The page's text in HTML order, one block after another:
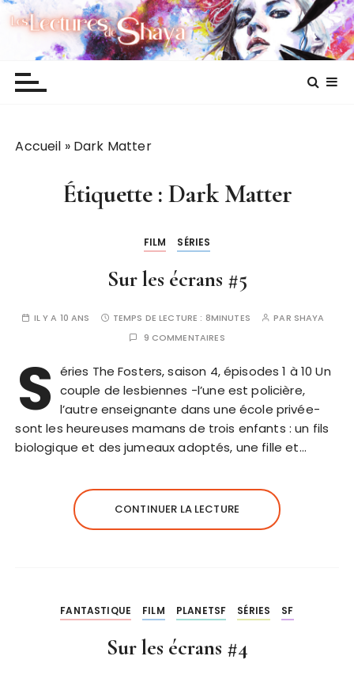
P
Les lectures de Shaya
Accueil » Dark Matter
Étiquette : Dark Matter
FILM SÉRIES
Sur les écrans #5
IL Y A 10 ANS TEMPS DE LECTURE : 8MINUTES PAR SHAYA
9 COMMENTAIRES
S éries The Fosters, saison 4, épisodes 1 à 10 Un
couple de lesbiennes -l’une est policière,
l’autre enseignante dans une école privée-
sont les heureuses mamans de trois enfants : un fils
biologique et des jumeaux adoptés, une fille et…
CONTINUER LA LECTURE
FANTASTIQUE FILM PLANETSF SÉRIES SF
Sur les écrans #4